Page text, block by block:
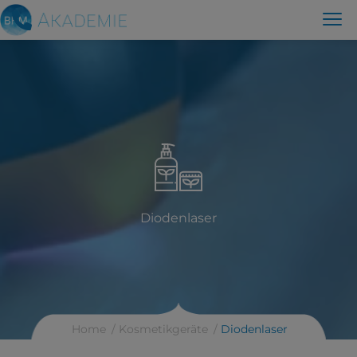
Diodenlaser
Home Kosmetikgeräte Diodenlaser